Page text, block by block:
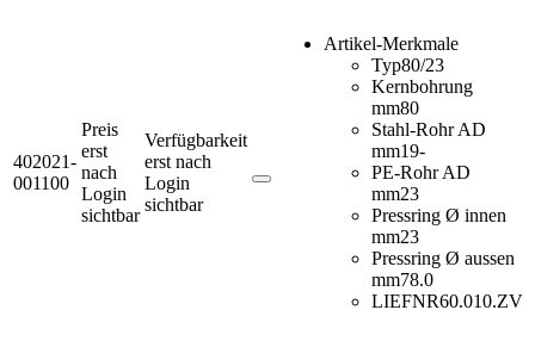
402021-
001100
Preis
erst
nach
Login
sichtbar
Verfügbarkeit
erst nach
Login
sichtbar
Artikel-Merkmale
Typ80/23
Kernbohrung
mm80
Stahl-Rohr AD
mm19-
PE-Rohr AD
mm23
Pressring Ø innen
mm23
Pressring Ø aussen
mm78.0
LIEFNR60.010.ZV